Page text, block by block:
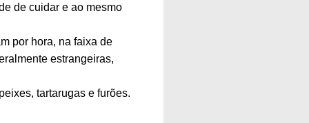
de cuidar e ao mesmo
por hora, na faixa de
estrangeiras,
tartarugas e furões.